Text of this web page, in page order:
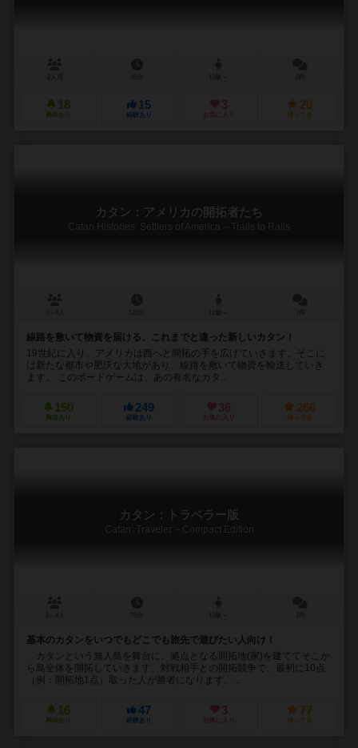
18
興味あり
15
経験あり
3
お気に入り
20
持ってる
カタン：アメリカの開拓者たち
Catan Histories: Settlers of America – Trails to Rails
線路を敷いて物資を届ける、これまでと違った新しいカタン！
19世紀に入り、アメリカは西へと開拓の手を広げていきます。そこに
は新たな都市や肥沃な大地があり、線路を敷いて物資を輸送していき
ます。 このボードゲームは、あの有名なカタ...
150
興味あり
249
経験あり
36
お気に入り
266
持ってる
カタン：トラベラー版
Catan: Traveler – Compact Edition
基本のカタンをいつでもどこでも旅先で遊びたい人向け！
カタンという無人島を舞台に、拠点となる開拓地(家)を建ててそこか
ら島全体を開拓していきます。対戦相手との開拓競争で、最初に10点
（例：開拓地1点）取った人が勝者になります。...
16
興味あり
47
経験あり
3
お気に入り
77
持ってる